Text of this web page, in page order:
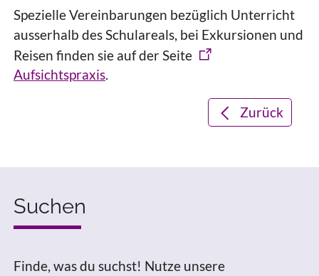
Spezielle Vereinbarungen bezüglich Unterricht
ausserhalb des Schulareals, bei Exkursionen und
Reisen finden sie auf der Seite
Aufsichtspraxis.
Zurück
Suchen
Finde, was du suchst! Nutze unsere